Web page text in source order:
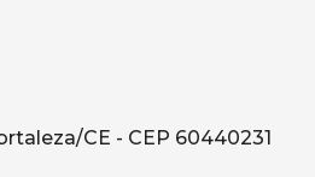
CE - CEP 60440231